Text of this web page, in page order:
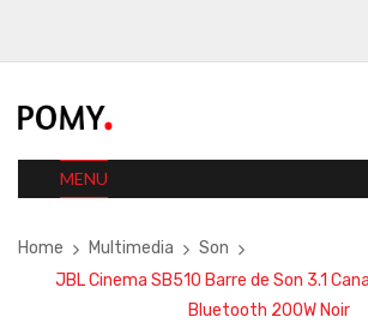
MENU
Home Multimedia
Son
JBL Cinema SB510 Barre de Son 3.1
Bluetooth 200W Noir